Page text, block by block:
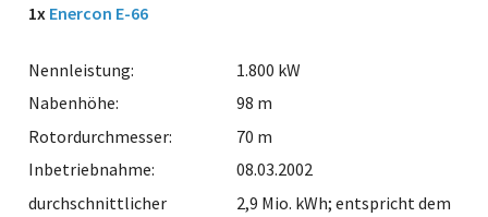
1x Enercon E-66
Nennleistung:
1.800 kW
Nabenhöhe:
98 m
Rotordurchmesser:
70 m
Inbetriebnahme:
08.03.2002
durchschnittlicher
2,9 Mio. kWh; entspricht dem